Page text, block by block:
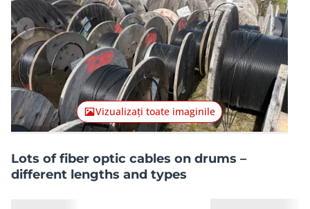
Articolul anterior
Vizualizați toate imaginile
Lots of fiber optic cables on drums –
different lengths and types